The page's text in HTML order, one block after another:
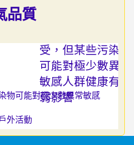
品質
物可能對極少數異常敏感
外活動